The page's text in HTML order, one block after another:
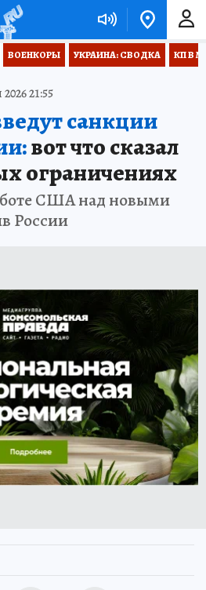
ВОЕНКОРЫ УКРАИНА: СВОДКА КП В
21:55
санкции
вот что сказал
ограничениях
США над новыми
России